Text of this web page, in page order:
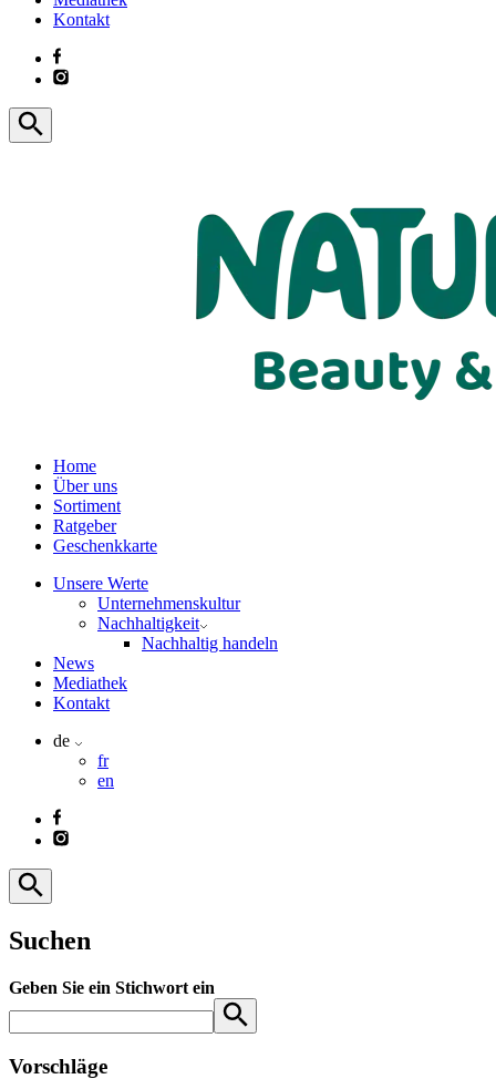
Kontakt
Home
Über uns
Sortiment
Ratgeber
Geschenkkarte
Unsere Werte
Unternehmenskultur
Nachhaltigkeit
Nachhaltig handeln
News
Mediathek
Kontakt
de
fr
en
Suchen
Geben Sie ein Stichwort ein
Vorschläge